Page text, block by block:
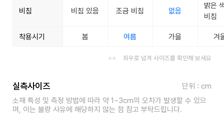
비침 비침 있음 조금 비침 없음
밝은
비침
착용시기 봄 여름 가을 겨
좌우로 넘겨 사이즈를 확인해 보세요
실측사이즈
단위 : cm
소재 특성 및 측정 방법에 따라 약 1~3cm의 오차가 발생할 수 있으
며, 이는 불량 사유에 해당하지 않는 점 참고 부탁드립니다.